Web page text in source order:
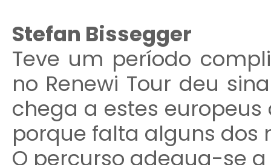
Stefan Bissegger
Teve um período
no Renewi Tour deu
chega a estes
porque falta alguns dos
O percurso adequa-se a